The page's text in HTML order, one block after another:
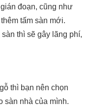
đoạn, cũng như
tấm sàn mới.
thì sẽ gây lãng phí,
thì bạn nên chọn
sàn nhà của mình.